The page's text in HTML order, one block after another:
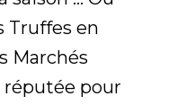
Truffes en
Marchés
réputée pour